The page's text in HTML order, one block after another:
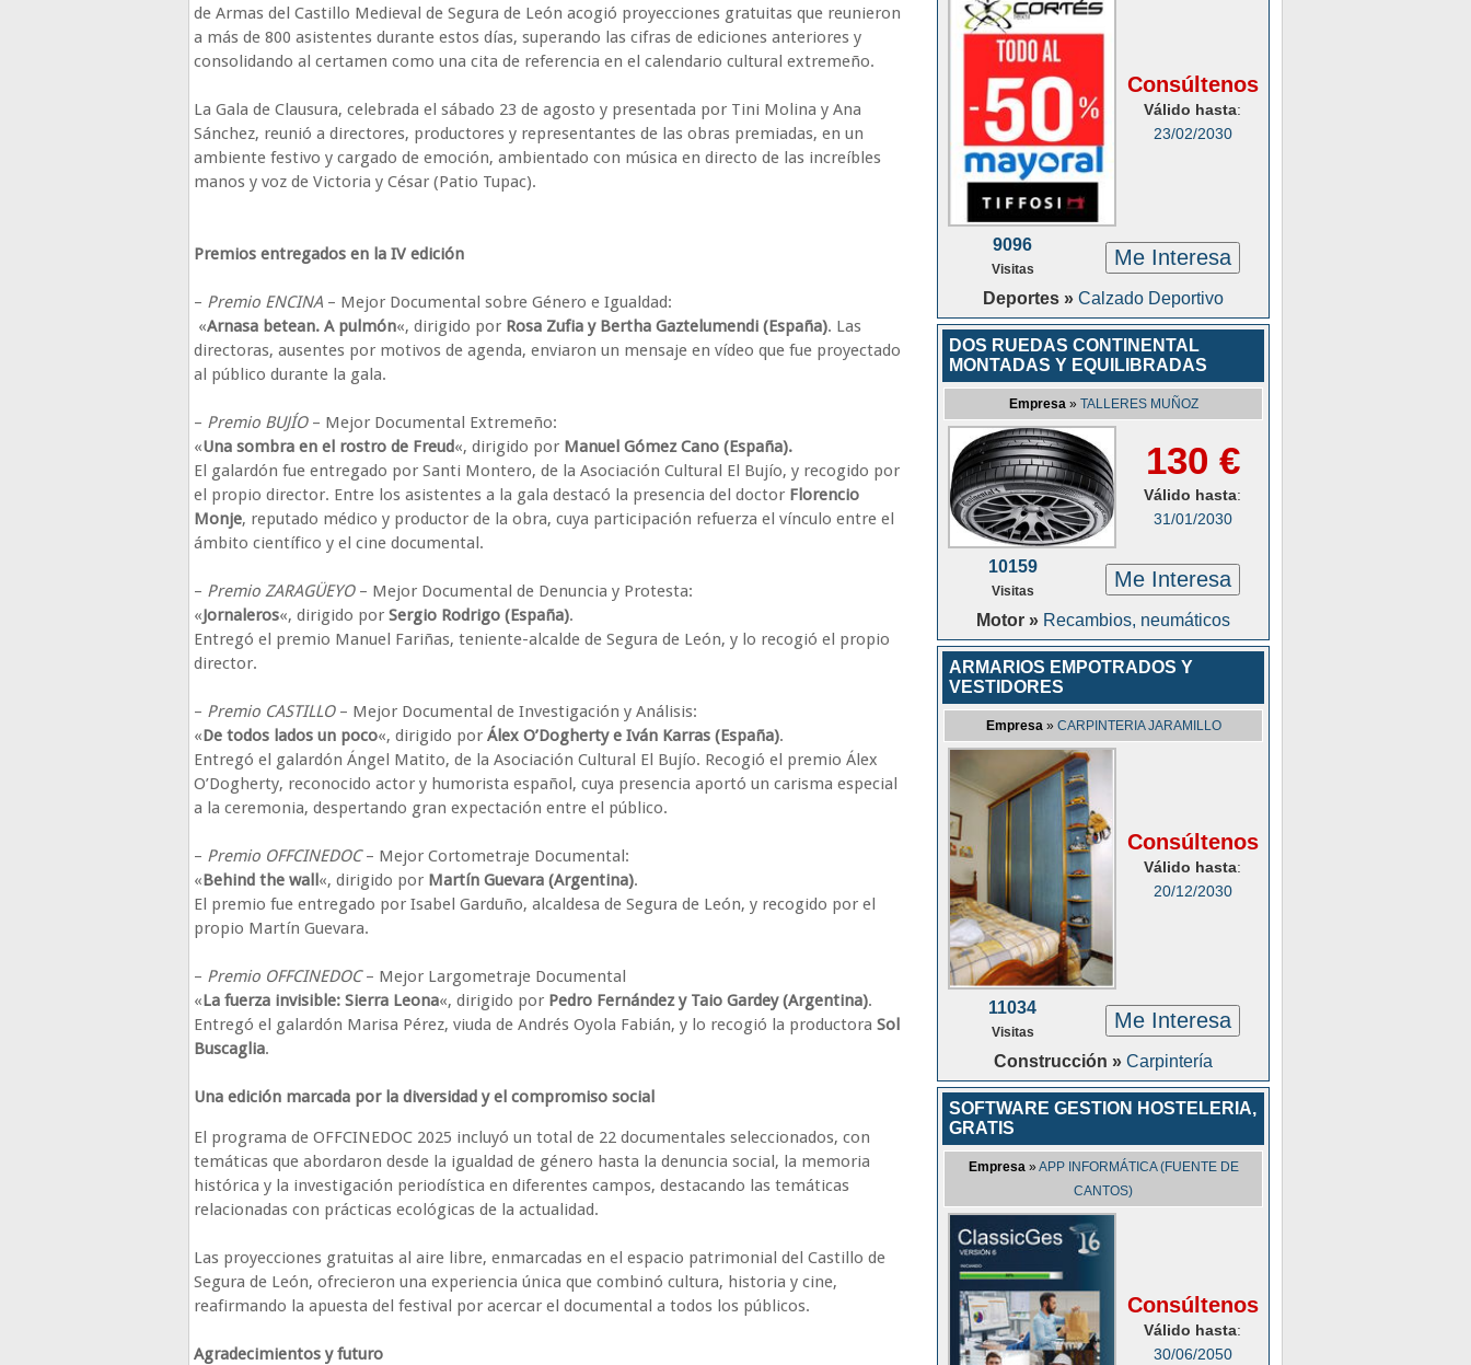
de Armas del Castillo Medieval de Segura de León acogió proyecciones gratuitas que reunieron
a más de 800 asistentes durante estos días, superando las cifras de ediciones anteriores y
consolidando al certamen como una cita de referencia en el calendario cultural extremeño.
La Gala de Clausura, celebrada el sábado 23 de agosto y presentada por Tini Molina y Ana
Sánchez, reunió a directores, productores y representantes de las obras premiadas, en un
ambiente festivo y cargado de emoción, ambientado con música en directo de las increíbles
manos y voz de Victoria y César (Patio Tupac).
Premios entregados en la IV edición
– Premio ENCINA – Mejor Documental sobre Género e Igualdad:
«Arnasa betean. A pulmón«, dirigido por Rosa Zufia y Bertha Gaztelumendi (España). Las
directoras, ausentes por motivos de agenda, enviaron un mensaje en vídeo que fue proyectado
al público durante la gala.
– Premio BUJÍO– Mejor Documental Extremeño:
«Una sombra en el rostro de Freud«, dirigido por Manuel Gómez Cano (España).
El galardón fue entregado por Santi Montero, de la Asociación Cultural El Bujío, y recogido por
el propio director. Entre los asistentes a la gala destacó la presencia del doctor Florencio
Monje, reputado médico y productor de la obra, cuya participación refuerza el vínculo entre el
ámbito científico y el cine documental.
– Premio ZARAGÜEYO– Mejor Documental de Denuncia y Protesta:
«Jornaleros«, dirigido por Sergio Rodrigo (España).
Entregó el premio Manuel Fariñas, teniente-alcalde de Segura de León, y lo recogió el propio
director.
– Premio CASTILLO– Mejor Documental de Investigación y Análisis:
«De todos lados un poco«, dirigido por Álex O’Dogherty e Iván Karras (España).
Entregó el galardón Ángel Matito, de la Asociación Cultural El Bujío. Recogió el premio Álex
O’Dogherty, reconocido actor y humorista español, cuya presencia aportó un carisma especial
a la ceremonia, despertando gran expectación entre el público.
– Premio OFFCINEDOC– Mejor Cortometraje Documental:
«Behind the wall«, dirigido por Martín Guevara (Argentina).
El premio fue entregado por Isabel Garduño, alcaldesa de Segura de León, y recogido por el
propio Martín Guevara.
– Premio OFFCINEDOC– Mejor Largometraje Documental
«La fuerza invisible: Sierra Leona«, dirigido por Pedro Fernández y Taio Gardey (Argentina).
Entregó el galardón Marisa Pérez, viuda de Andrés Oyola Fabián, y lo recogió la productora Sol
Buscaglia.
Una edición marcada por la diversidad y el compromiso social
El programa de OFFCINEDOC 2025 incluyó un total de 22 documentales seleccionados, con
temáticas que abordaron desde la igualdad de género hasta la denuncia social, la memoria
histórica y la investigación periodística en diferentes campos, destacando las temáticas
relacionadas con prácticas ecológicas de la actualidad.
Las proyecciones gratuitas al aire libre, enmarcadas en el espacio patrimonial del Castillo de
Segura de León, ofrecieron una experiencia única que combinó cultura, historia y cine,
reafirmando la apuesta del festival por acercar el documental a todos los públicos.
Agradecimientos y futuro
Consúltenos
Válido hasta:
23/02/2030
9096
Visitas Me Interesa
Deportes » Calzado Deportivo
DOS RUEDAS CONTINENTAL
MONTADAS Y EQUILIBRADAS
Empresa» TALLERES MUÑOZ
130 €
Válido hasta:
31/01/2030
10159
Visitas Me Interesa
Motor » Recambios, neumáticos
ARMARIOS EMPOTRADOS Y
VESTIDORES
Empresa» CARPINTERIA JARAMILLO
Consúltenos
Válido hasta:
20/12/2030
11034
Visitas Me Interesa
Construcción » Carpintería
SOFTWARE GESTION HOSTELERIA,
GRATIS
Empresa»APP INFORMÁTICA (FUENTE DE
CANTOS)
Consúltenos
Válido hasta:
30/06/2050